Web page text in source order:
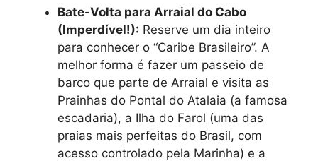
Bate-Volta para Arraial do Cabo
(Imperdível!): Reserve um dia inteiro
para conhecer o “Caribe Brasileiro”. A
melhor forma é fazer um passeio de
barco que parte de Arraial e visita as
Prainhas do Pontal do Atalaia (a famosa
escadaria), a Ilha do Farol (uma das
praias mais perfeitas do Brasil, com
acesso controlado pela Marinha) e a